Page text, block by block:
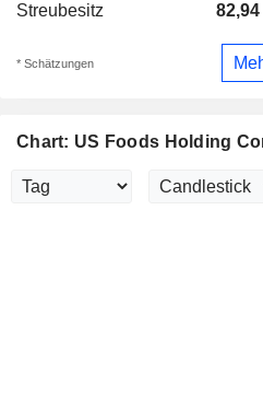
Streubesitz
82,94
* Schätzungen
Chart: US Foods Holding